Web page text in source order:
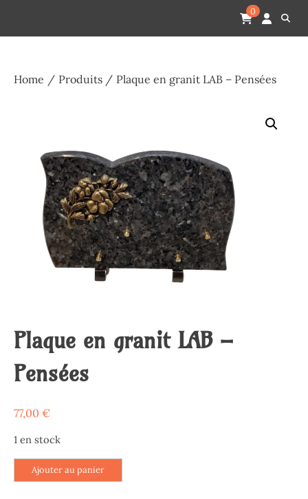
content
Espace Funéraire Michel Gardechaux
0
Home Produits Plaque en granit LAB – Pensées
Plaque en granit LAB –
Pensées
77,00 €
1 en stock
quantité
de
Ajouter au panier